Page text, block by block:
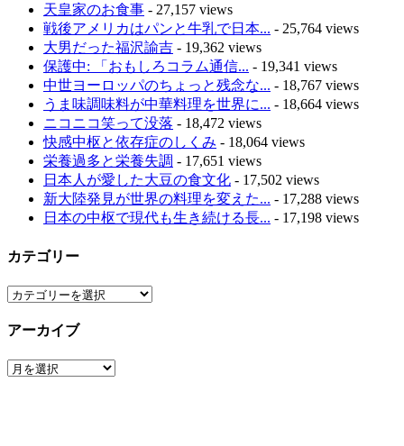
天皇家のお食事 - 27,157 views
戦後アメリカはパンと牛乳で日本... - 25,764 views
大男だった福沢諭吉 - 19,362 views
保護中: 「おもしろコラム通信... - 19,341 views
中世ヨーロッパのちょっと残念な... - 18,767 views
うま味調味料が中華料理を世界に... - 18,664 views
ニコニコ笑って没落 - 18,472 views
快感中枢と依存症のしくみ - 18,064 views
栄養過多と栄養失調 - 17,651 views
日本人が愛した大豆の食文化 - 17,502 views
新大陸発見が世界の料理を変えた... - 17,288 views
日本の中枢で現代も生き続ける長... - 17,198 views
カテゴリー
カ
ゴ
ー
アーカイブ
ア